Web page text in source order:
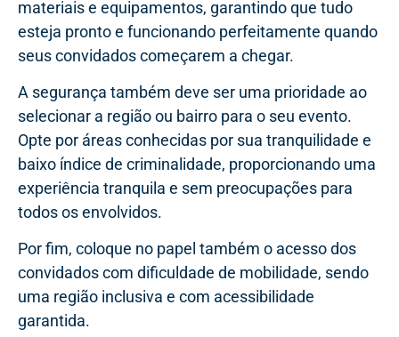
materiais e equipamentos, garantindo que tudo
esteja pronto e funcionando perfeitamente quando
seus convidados começarem a chegar.
A segurança também deve ser uma prioridade ao
selecionar a região ou bairro para o seu evento.
Opte por áreas conhecidas por sua tranquilidade e
baixo índice de criminalidade, proporcionando uma
experiência tranquila e sem preocupações para
todos os envolvidos.
Por fim, coloque no papel também o acesso dos
convidados com dificuldade de mobilidade, sendo
uma região inclusiva e com acessibilidade
garantida.